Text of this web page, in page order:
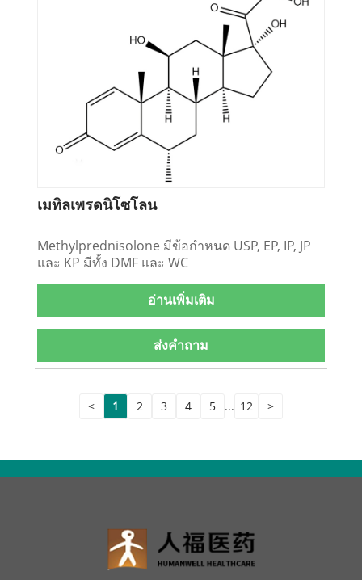
เมทิลเพรดนิโซโลน
Methylprednisolone มีข้อกำหนด USP, EP, IP, JP
และ KP มีทั้ง DMF และ WC
อ่านเพิ่มเติม
ส่งคำถาม
< 1 2 3 4 5 ... 12 >